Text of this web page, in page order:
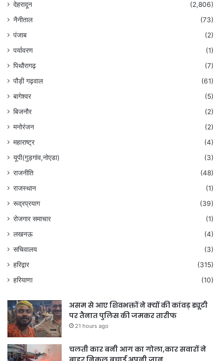
देहरादून
(2,806)
नैनीताल
(73)
पंजाब
(2)
पर्यावरण
(1)
पिथौरागढ़
(7)
पौड़ी गढ़वाल
(61)
बागेश्वर
(5)
बिजनौर
(2)
मनोरंजन
(2)
महाराष्ट्र
(4)
यूपी(गुड़गांव,नोएडा)
(3)
राजनीति
(48)
राजस्थान
(1)
रूद्रप्रयाग
(39)
रोजगार समाचार
(1)
लखनऊ
(4)
सचिवालय
(3)
हरिद्वार
(315)
हरियाणा
(10)
असम से आए शिवभक्तों ने क्यों की कांवड़ ड्यूटी
पर तैनात पुलिस की जमकर तारीफ
21 hours ago
चलती कार बनी आग का गोला,कार सवारों ने